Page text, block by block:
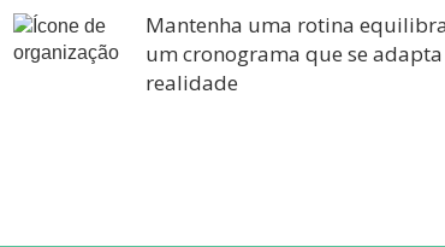
Mantenha uma rotina
um cronograma que se adapta
realidade